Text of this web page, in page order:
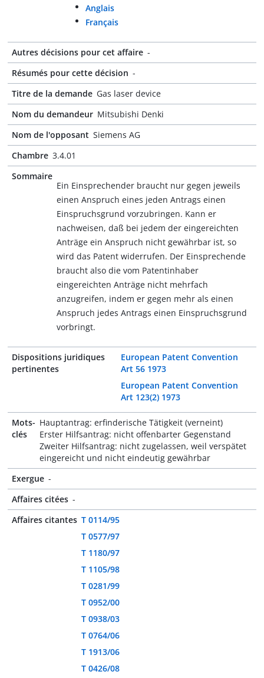
Anglais
Français
Autres décisions pour cet affaire -
Résumés pour cette décision -
Titre de la demande Gas laser device
Nom du demandeur Mitsubishi Denki
Nom de l'opposant Siemens AG
Chambre 3.4.01
Sommaire
Ein Einsprechender braucht nur gegen jeweils
einen Anspruch eines jeden Antrags einen
Einspruchsgrund vorzubringen. Kann er
nachweisen, daß bei jedem der eingereichten
Anträge ein Anspruch nicht gewährbar ist, so
wird das Patent widerrufen. Der Einsprechende
braucht also die vom Patentinhaber
eingereichten Anträge nicht mehrfach
anzugreifen, indem er gegen mehr als einen
Anspruch jedes Antrags einen Einspruchsgrund
vorbringt.
Dispositions juridiques
pertinentes
European Patent Convention
Art 56 1973
European Patent Convention
Art 123(2) 1973
Mots-
clés
Hauptantrag: erfinderische Tätigkeit (verneint)
Erster Hilfsantrag: nicht offenbarter Gegenstand
Zweiter Hilfsantrag: nicht zugelassen, weil verspätet
eingereicht und nicht eindeutig gewährbar
Exergue -
Affaires citées -
Affaires citantes T 0114/95
T 0577/97
T 1180/97
T 1105/98
T 0281/99
T 0952/00
T 0938/03
T 0764/06
T 1913/06
T 0426/08